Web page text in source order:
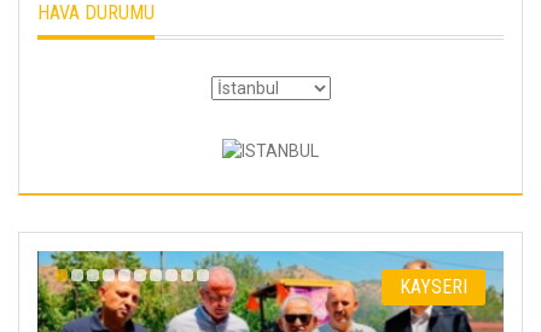
HAVA DURUMU
KAYSERI